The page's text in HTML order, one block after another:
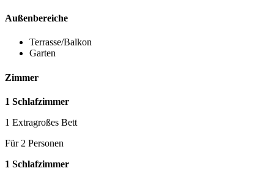
Außenbereiche
Terrasse/Balkon
Garten
Zimmer
1 Schlafzimmer
1 Extragroßes Bett
Für 2 Personen
1 Schlafzimmer